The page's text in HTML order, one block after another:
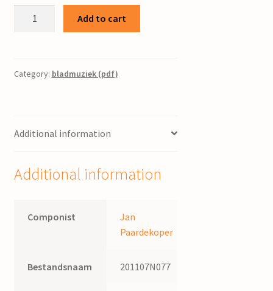
Paardekoper
Add to cart
Category: bladmuziek (pdf)
Additional information
Additional information
Componist
Jan
Paardekoper
Bestandsnaam 201107N077